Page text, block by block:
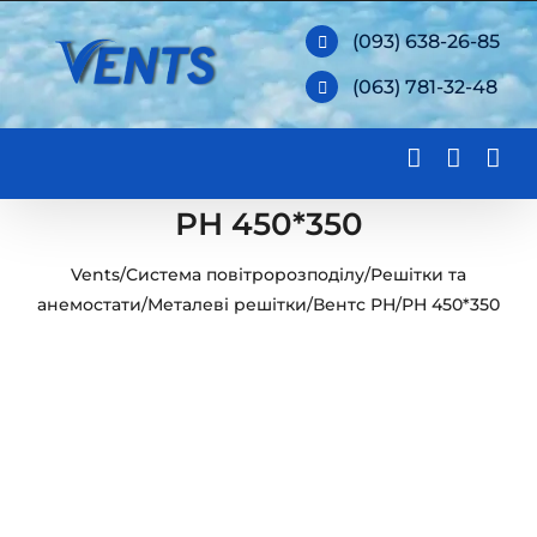
Skip
to
content
(093) 638-26-85
(063) 781-32-48
РН 450*350
Vents/Система повітророзподілу/Решітки та
анемостати/Металеві решітки/Вентс РН/РН 450*350